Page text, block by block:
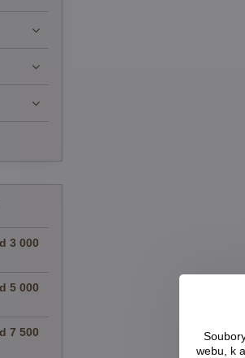
3 000
5 000
7 500
webu, k